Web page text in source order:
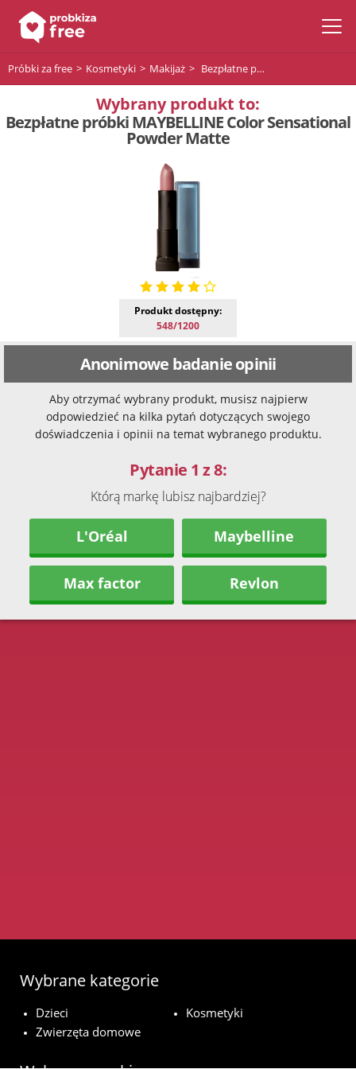
Próbki za free Kosmetyki Makijaż Bezpłatne próbki MAYBELLINE Color Sensational Powder Matte
Wybrany produkt to:
Bezpłatne próbki MAYBELLINE Color Sensational
Powder Matte
Produkt dostępny:
548/1200
Anonimowe badanie opinii
Aby otrzymać wybrany produkt, musisz najpierw
odpowiedzieć na kilka pytań dotyczących swojego
doświadczenia i opinii na temat wybranego produktu.
Pytanie 1 z 8:
Którą markę lubisz najbardziej?
L'Oréal Maybelline
Max factor Revlon
Wybrane kategorie
Dzieci
Kosmetyki
Zwierzęta domowe